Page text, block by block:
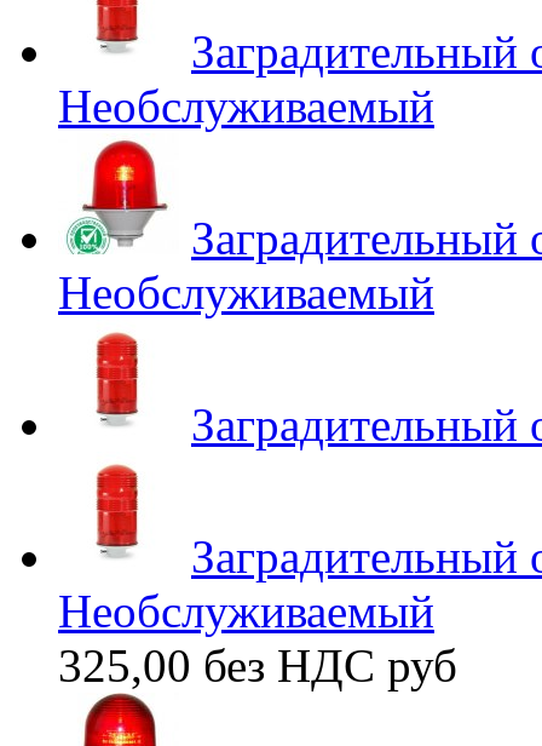
Необслуживаемый
Необслуживаемый
Необслуживаемый
325,00 без НДС руб